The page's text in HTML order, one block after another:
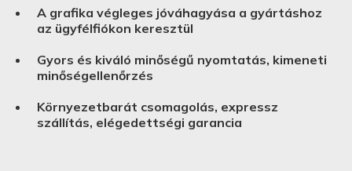
A grafika végleges jóváhagyása a gyártáshoz
az ügyfélfiókon keresztül
Gyors és kiváló minőségű nyomtatás, kimeneti
minőségellenőrzés
Környezetbarát csomagolás, expressz
szállítás, elégedettségi garancia